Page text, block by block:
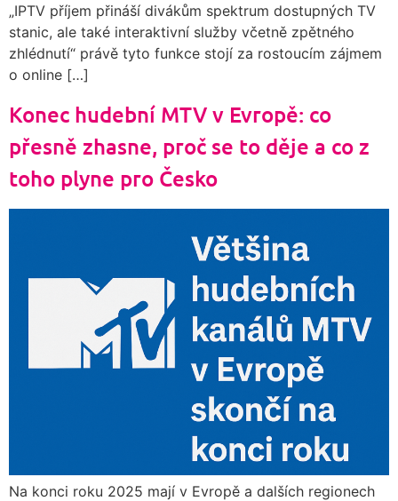
„IPTV příjem přináší divákům spektrum dostupných TV
stanic, ale také interaktivní služby včetně zpětného
zhlédnutí“ právě tyto funkce stojí za rostoucím zájmem
o online […]
Konec hudební MTV v Evropě: co
přesně zhasne, proč se to děje a co z
toho plyne pro Česko
Na konci roku 2025 mají v Evropě a dalších regionech